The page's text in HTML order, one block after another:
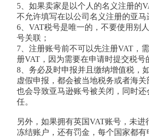
5、如果卖家是以个人的名义注册的
不允许填写在以公司名义注册的亚马
6、VAT税号是唯一的，不要使用别
号关联；
7、注册账号前不可以先注册VAT，
册VAT，因为需要在申请时提交税号
8、务必及时申报并且缴纳增值税，
虚假申报，都会被当地税务或者海关
也会导致亚马逊账号被关闭，同时
任。
另外，如果拥有英国VAT账号，未进
冻结账户，还有罚金，每个国家都